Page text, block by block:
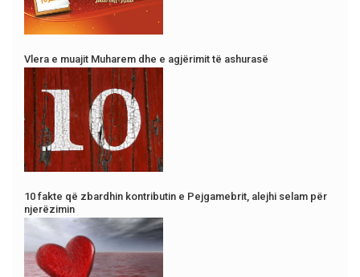
Vlera e muajit Muharem dhe e agjërimit të ashurasë
10 fakte që zbardhin kontributin e Pejgamebrit, alejhi selam për
njerëzimin